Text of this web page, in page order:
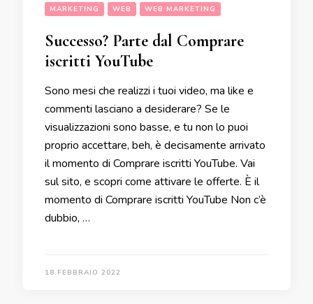
MARKETING WEB WEB MARKETING
Successo? Parte dal Comprare
iscritti YouTube
Sono mesi che realizzi i tuoi video, ma like e
commenti lasciano a desiderare? Se le
visualizzazioni sono basse, e tu non lo puoi
proprio accettare, beh, è decisamente arrivato
il momento di Comprare iscritti YouTube. Vai
sul sito, e scopri come attivare le offerte. È il
momento di Comprare iscritti YouTube Non c’è
dubbio, …
18 FEBBRAIO 2022